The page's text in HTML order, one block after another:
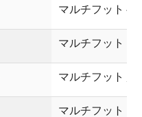
マルチフット
マルチフット ト
マルチフット 超
マルチフット